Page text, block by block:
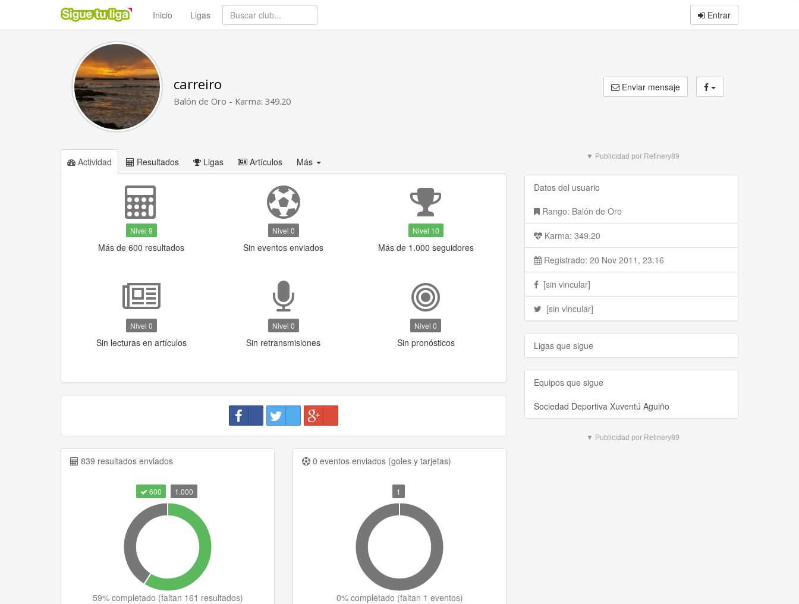
Inicio Ligas Entrar
carreiro
Balón de Oro - Karma: 349.20
Enviar mensaje
Actividad Resultados Ligas Artículos Más
Nivel 9
Más de 600 resultados
Nivel 0
Sin eventos enviados
Nivel 10
Más de 1.000 seguidores
Nivel 0
Sin lecturas en artículos
Nivel 0
Sin retransmisiones
Nivel 0
Sin pronósticos
839 resultados enviados
600 1.000
59% completado (faltan 161 resultados)
0 eventos enviados (goles y tarjetas)
1
0% completado (faltan 1 eventos)
▼ Publicidad por Refinery89
Datos del usuario
Rango: Balón de Oro
Karma: 349.20
Registrado: 20 Nov 2011, 23:16
[sin vincular]
[sin vincular]
Ligas que sigue
Equipos que sigue
Sociedad Deportiva Xuventú Aguiño
▼ Publicidad por Refinery89